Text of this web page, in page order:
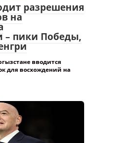
разрешения
на
– пики Победы,
вводится
для восхождений на